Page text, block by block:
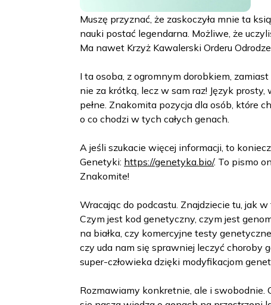
Muszę przyznać, że zaskoczyła mnie ta
nauki postać legendarna. Możliwe, że
Ma nawet Krzyż Kawalerski Orderu
I ta osoba, z ogromnym dorobkiem, zamiast
nie za krótką, lecz w sam raz! Język
pełne. Znakomita pozycja dla osób, które
o co chodzi w tych całych genach.
A jeśli szukacie więcej informacji, to
Genetyki: https://genetyka.bio/. To pismo
Znakomite!
Wracając do podcastu. Znajdziecie tu, jak
Czym jest kod genetyczny, czym jest
na białka, czy komercyjne testy
czy uda nam się sprawniej leczyć
super-człowieka dzięki modyfikacjom
Rozmawiamy konkretnie, ale i swobodnie.